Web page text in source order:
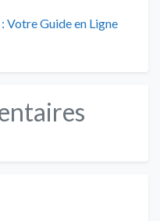
Votre Guide en Ligne